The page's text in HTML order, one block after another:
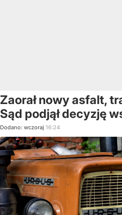
Zaorał nowy asfalt,
Sąd podjął decyzję
Dodano: wczoraj 16:24